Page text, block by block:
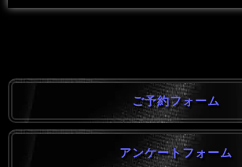
ご予約フォーム
アンケートフォーム